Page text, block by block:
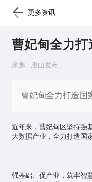
更多资讯
曹妃甸全力打
来源 | 唐山发布
曹妃甸全力打造国
近年来，曹妃甸区坚持强
大数据产业，全力打造国
强基础、促产业，筑牢智